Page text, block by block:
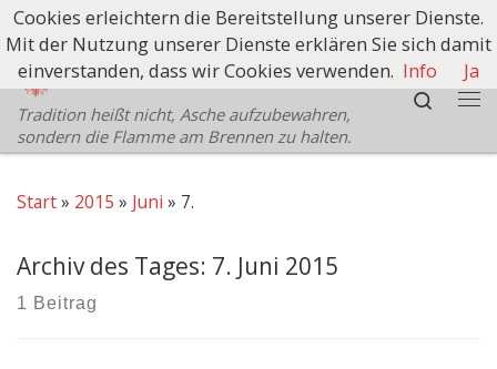
Zum Inhalt springen
Schützenbezirk Bozen
Tradition heißt nicht, Asche aufzubewahren,
sondern die Flamme am Brennen zu halten.
Search
Start» 2015 » Juni » 7.
Archiv des Tages: 7. Juni 2015
1 Beitrag
Cookies erleichtern die Bereitstellung unserer Dienste.
Mit der Nutzung unserer Dienste erklären Sie sich damit
einverstanden, dass wir Cookies verwenden. Info Ja